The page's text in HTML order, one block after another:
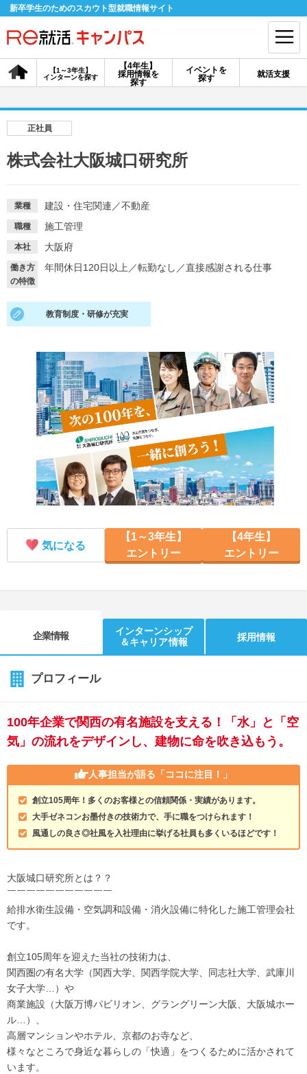
新卒学生のためのスカウト型就職情報サイト
【4年生】
採用情報を
探す
【1～3年生】
インターンを探す
イベントを
探す
就活支援
会員登録 ログイン
採用情報を探す
説明会を探す
イベントを探す
就活ノウハウが満載！ お役立ち記事・相談室など
適職診断
あなたに合う仕事を診断！
就活チャンネル
動画で対策講座をチェック
就活ニュースペーパー
就活時事ニュースを更新
よくある質問
不明点があればこちら
正社員
株式会社大阪城口研究所
業種 建設・住宅関連 ／不動産
職種 施工管理
本社 大阪府
働き方
の特徴
年間休日120日以上 ／転勤なし ／直接感謝される仕事
教育制度・研修が充実
気になる
【1～3年生】
エントリー
【4年生】
エントリー
企業情報
インターンシップ
＆キャリア情報
採用情報
プロフィール
100年企業で関西の有名施設を支える！「水」と「空
気」の流れをデザインし、建物に命を吹き込もう。
人事担当が語る 「ココに注目！」
創立105周年！多くのお客様との信頼関係・実績があります。
大手ゼネコンお墨付きの技術力で、手に職をつけられます！
風通しの良さ◎社風を入社理由に挙げる社員も多くいるほどです！
大阪城口研究所とは？？
￣￣￣￣￣￣￣￣￣￣￣
給排水衛生設備・空気調和設備・消火設備に特化した施工管理会社
です。
創立105周年を迎えた当社の技術力は、
関西圏の有名大学（関西大学、関西学院大学、同志社大学、武庫川
女子大学…）や
商業施設（大阪万博パビリオン、グラングリーン大阪、大阪城ホー
ル…）、
高層マンションやホテル、京都のお寺など、
様々なところで身近な暮らしの「快適」をつくるために活かされて
います。